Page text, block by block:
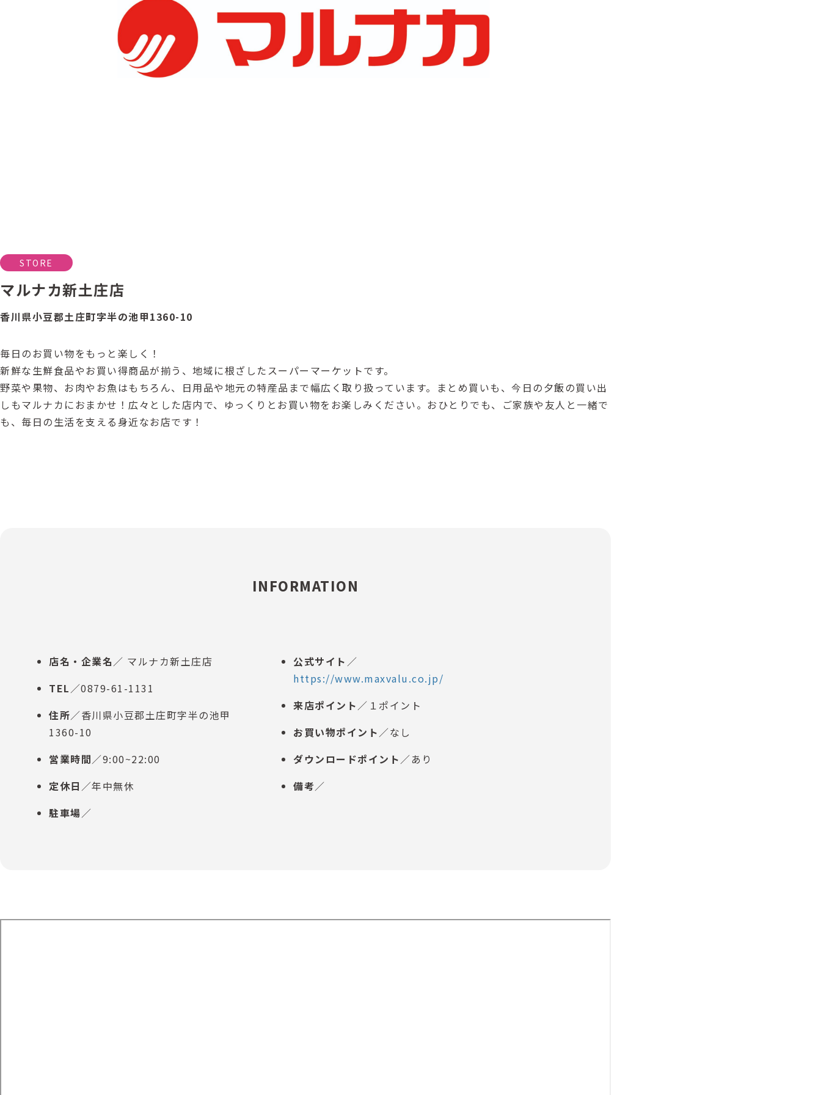
STORE
マルナカ新土庄店
香川県小豆郡土庄町字半の池甲1360-10
毎日のお買い物をもっと楽しく！
新鮮な生鮮食品やお買い得商品が揃う、地域に根ざしたスーパーマーケットです。
野菜や果物、お肉やお魚はもちろん、日用品や地元の特産品まで幅広く取り扱っています。まとめ買いも、今日の夕飯の買い出
しもマルナカにおまかせ！広々とした店内で、ゆっくりとお買い物をお楽しみください。おひとりでも、ご家族や友人と一緒で
も、毎日の生活を支える身近なお店です！
INFORMATION
店名・企業名／ マルナカ新土庄店
TEL／0879-61-1131
住所／香川県小豆郡土庄町字半の池甲
1360-10
営業時間／9:00~22:00
定休日 ／年中無休
駐車場／
公式サイト ／
https://www.maxvalu.co.jp/
来店ポイント／１ポイント
お買い物ポイント／なし
ダウンロードポイント／あり
備考／